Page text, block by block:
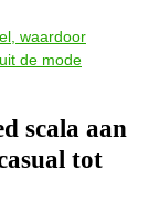
waardoor
de mode
scala aan
tot